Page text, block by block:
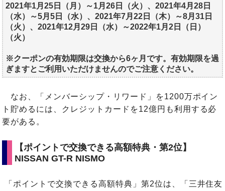
2021年1月25日（月）～1月26日（火）、2021年4月28日
（水）～5月5日（水）、2021年7月22日（木）～8月31日
（火）、2021年12月29日（水）～2022年1月2日（日）
（火）
※クーポンの有効期限は交換から6ヶ月です。有効期限を過
ぎますとご利用いただけませんのでご注意ください。
なお、「メンバーシップ・リワード」を1200万ポイン
ト貯めるには、クレジットカードを12億円も利用する必
要がある。
【ポイントで交換できる高額特典・第2位】
NISSAN GT-R NISMO
「ポイントで交換できる高額特典」第2位は、「三井住友